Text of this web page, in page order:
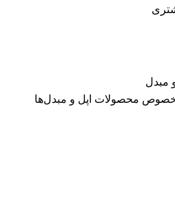
مبدل
محصولات اپل و مبدل‌ها